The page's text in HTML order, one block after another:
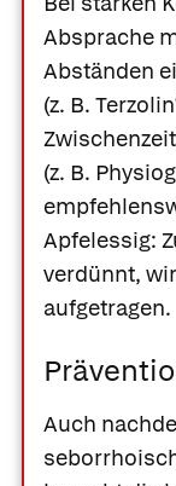
Absprache
Abständen
(z. B.
(z. B.
Apfelessig:
verdünnt,
aufgetragen.
Auch